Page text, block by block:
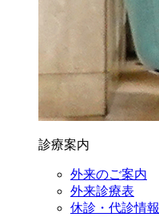
診療案内
外来のご案内
外来診療表
休診・代診情報